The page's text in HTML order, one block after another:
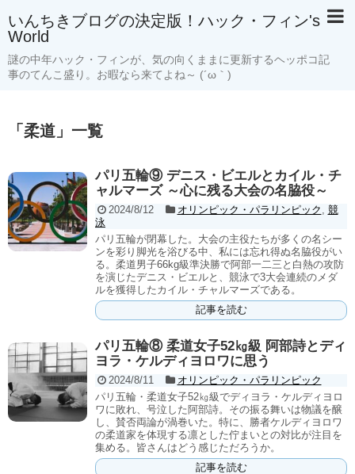
いんちきブログの決定版！ハック・フィン's
World
謎の中年ハック・フィンが、気の向くままに更新するヘッポコ記
事のてんこ盛り。お暇なら来てよね～ (´ω｀)
「 柔道 」 一覧
パリ五輪⑨ デニス・ビエルとカイル・チ
ャルマーズ ～心に残る大会の名脇役～
2024/8/12 オリンピック・パラリンピック
競
泳
パリ五輪が閉幕した。大会の主役たちが多くの名シー
ンを彩り脚光を浴びる中、私には忘れ得ぬ名脇役がい
る。柔道男子66kg級準決勝で阿部一二三と白熱の攻防
を演じたデニス・ビエルと、競泳で3大会連続のメダ
ルを獲得したカイル・チャルマーズである。
記事を読む
パリ五輪⑧ 柔道女子52㎏級 阿部詩とディ
ヨラ・ケルディヨロワに思う
2024/8/11
オリンピック・パラリンピック
パリ五輪・柔道女子52㎏級でディヨラ・ケルディヨロ
ワに敗れ、号泣した阿部詩。その振る舞いは物議を醸
し、賛否両論が渦巻いた。特に、勝者ケルディヨロワ
の柔道家を体現する凛とした佇まいとの対比が注目を
集める。皆さんはどう感じただろうか。
記事を読む